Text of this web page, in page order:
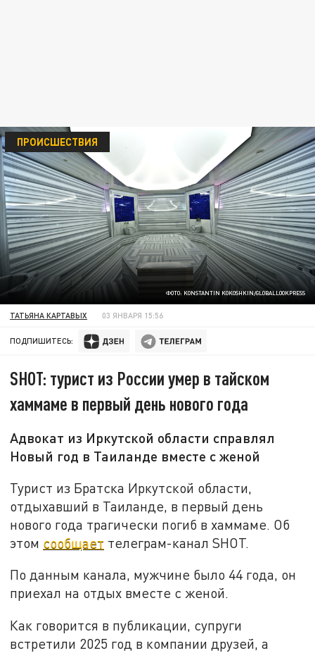
ФОТО: KONSTANTIN KOKOSHKIN/GLOBALLOOKPRESS
ПРОИСШЕСТВИЯ
ТАТЬЯНА КАРТАВЫХ 03 ЯНВАРЯ 15:56
ПОДПИШИТЕСЬ:
SHOT: турист из России умер в тайском
хаммаме в первый день нового года
Адвокат из Иркутской области справлял
Новый год в Таиланде вместе с женой
Турист из Братска Иркутской области,
отдыхавший в Таиланде, в первый день
нового года трагически погиб в хаммаме. Об
этом сообщает телеграм-канал SHOT.
По данным канала, мужчине было 44 года, он
приехал на отдых вместе с женой.
Как говорится в публикации, супруги
встретили 2025 год в компании друзей, а